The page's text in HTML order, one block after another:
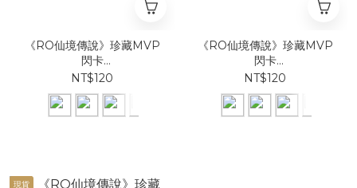
《RO仙境傳說》珍藏MVP
閃卡
（RANDEL/ALPHOCCIO/CELIA/CHEN/GERTIE/TRENTINI/
NT$120
《RO仙境傳說》珍藏MVP
閃卡
（EREMES/SEYREN/
NT$120
現貨